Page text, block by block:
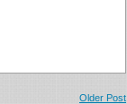
Older Post